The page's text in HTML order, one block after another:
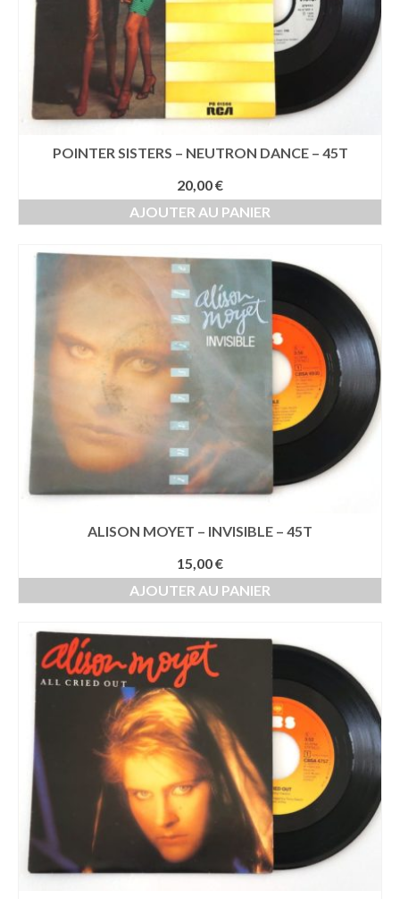
POINTER SISTERS – NEUTRON DANCE – 45T
20,00€
AJOUTER AU PANIER
ALISON MOYET – INVISIBLE – 45T
15,00€
AJOUTER AU PANIER